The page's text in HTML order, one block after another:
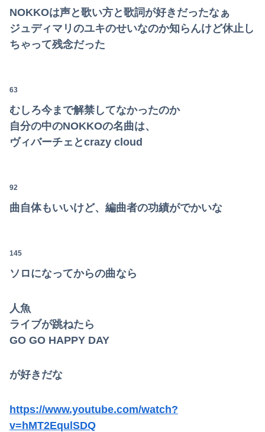
NOKKOは声と歌い方と歌詞が好きだったなぁ
ジュディマリのユキのせいなのか知らんけど休止し
ちゃって残念だった
63
むしろ今まで解禁してなかったのか
自分の中のNOKKOの名曲は、
ヴィバーチェとcrazy cloud
92
曲自体もいいけど、編曲者の功績がでかいな
145
ソロになってからの曲なら
人魚
ライブが跳ねたら
GO GO HAPPY DAY
が好きだな
https://www.youtube.com/watch?
v=hMT2EqulSDQ